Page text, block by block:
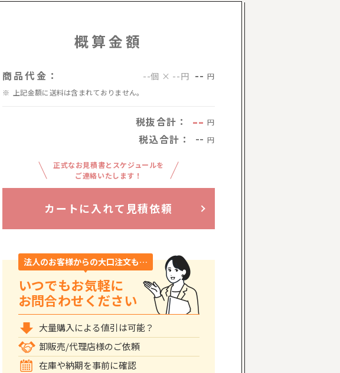
概算金額
商品代金： --個 × --円 -- 円
上記金額に送料は含まれておりません。
税抜合計： -- 円
税込合計： -- 円
正式なお見積書とスケジュールを
ご連絡いたします！
カートに入れて見積依頼
法人のお客様からの大口注文も…
いつでもお気軽に
お問合わせください
大量購入による値引は可能？
卸販売/代理店様のご依頼
在庫や納期を事前に確認